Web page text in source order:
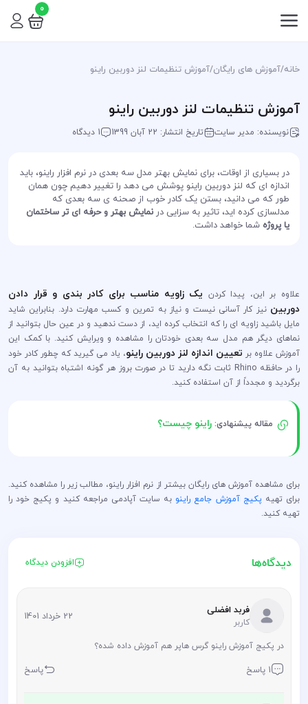
0
خانه/آموزش های رایگان/آموزش تنظیمات لنز دوربین راینو
آموزش تنظیمات لنز دوربین راینو
نویسنده: مدیر سایت تاریخ انتشار: 22 آبان 1399 1 دیدگاه
در بسیاری از اوقات، برای نمایش بهتر مدل سه بعدی در نرم افزار راینو، باید
اندازه ای که لنز دوربین راینو پوشش می دهد را تغییر دهیم چون همان
طور که می دانید، بستن یک کادر خوب از صحنه ی سه بعدی که
مدلسازی کرده اید، تاثیر به سزایی در نمایش بهتر و حرفه ای تر ساختمان
یا پروژه شما خواهد داشت.
علاوه بر این، پیدا کردن یک زاویه مناسب برای کادر بندی و قرار دادن
دوربیننیز کار آسانی نیست و نیاز به تمرین و کسب مهارت دارد. بنابراین شاید
مایل باشید زاویه ای را که انتخاب کرده اید، از دست ندهید و در عین حال بتوانید از
نماهای دیگر هم مدل سه بعدی خودتان را مشاهده و ویرایش کنید. با کمک این
آموزش علاوه بر تعیین اندازه لنز دوربین راینو، یاد می گیرید که چطور کادر خود
را در حافظه Rhino ثابت نگه دارید تا در صورت بروز هر گونه اشتباه بتوانید به آن
برگردید و مجدداً از آن استفاده کنید.
مقاله پیشنهادی:راینو چیست؟
برای مشاهده آموزش های رایگان بیشتر از نرم افزار راینو، مطالب زیر را مشاهده کنید.
برای تهیه پکیج آموزش جامع راینو به سایت آپادمی مراجعه کنید و پکیج خود را
تهیه کنید.
دیدگاه‌ها افزودن دیدگاه
فربد افضلی
کاربر 22 خرداد 1401
در پکیج آموزش راینو گرس هاپر هم آموزش داده شده؟
1 پاسخ پاسخ